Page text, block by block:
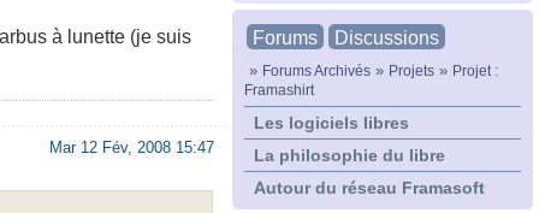
Forums Discussions
» Forums Archivés » Projets » Projet :
Framashirt
Les logiciels libres
La philosophie du libre
Autour du réseau Framasoft
à lunette (je suis
Mar 12 Fév, 2008 15:47